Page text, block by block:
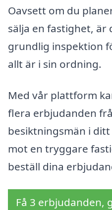
Oavsett om du
sälja en fastighet,
grundlig inspektion
allt är i sin ordning.
Med vår plattform
flera erbjudanden
besiktningsmän i
mot en tryggare
beställ dina
Få 3 erbjudanden,